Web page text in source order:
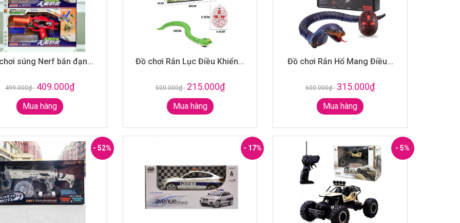
súng Nerf bắn đạn...
499.000₫- 409.000₫
Mua hàng
Đồ chơi Rắn Lục Điều Khiển...
500.000₫- 215.000₫
Mua hàng
Đồ chơi Rắn Hổ Mang Điều...
600.000₫- 315.000₫
Mua hàng
- 52% - 17% - 5%